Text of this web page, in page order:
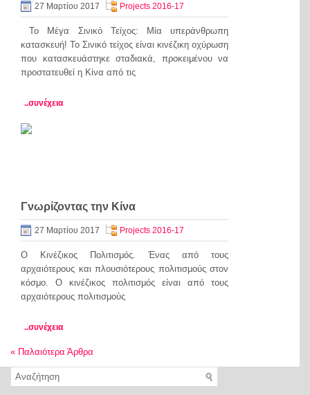
27 Μαρτίου 2017 Projects 2016-17
Το Μέγα Σινικό Τείχος: Μία υπεράνθρωπη
κατασκευή! Το Σινικό τείχος είναι κινέζικη οχύρωση
που κατασκευάστηκε σταδιακά, προκειμένου να
προστατευθεί η Κίνα από τις
..συνέχεια
Γνωρίζοντας την Κίνα
27 Μαρτίου 2017 Projects 2016-17
Ο Κινέζικος Πολιτισμός. Ένας από τους
αρχαιότερους και πλουσιότερους πολιτισμούς στον
κόσμο. Ο κινέζικος πολιτισμός είναι από τους
αρχαιότερους πολιτισμούς
..συνέχεια
« Παλαιότερα Άρθρα